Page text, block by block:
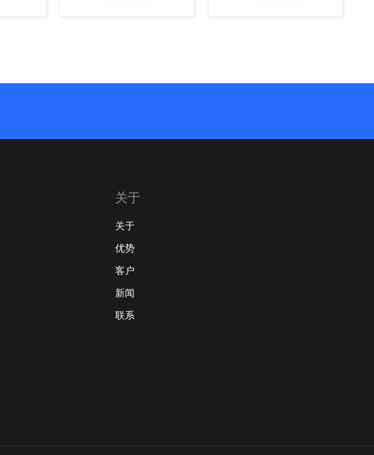
关于
关于
优势
客户
新闻
联系